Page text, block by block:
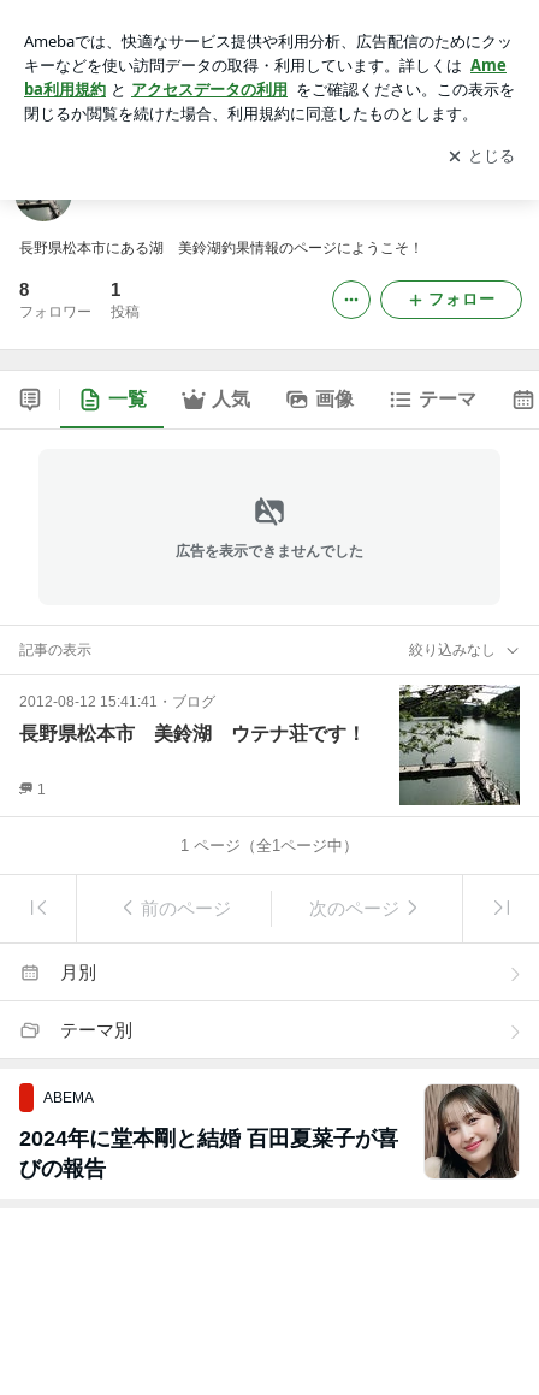
アプリをダウンロードして ブログの更新通知
を受け取りまし
ょう。
開く
長野県松本市にある湖 美鈴湖釣果情報のページにようこそ！
8
フォロワー
1
投稿
フォロー
一覧 人気 画像 テーマ
広告を表示できませんでした
記事の表示 絞り込みなし
2012-08-12 15:41:41 ・ ブログ
長野県松本市 美鈴湖 ウテナ荘です！
1
1 ページ（全1ページ中）
前のページ 次のページ
月別
テーマ別
ABEMA
2024年に堂本剛と結婚 百田夏菜子が喜
びの報告